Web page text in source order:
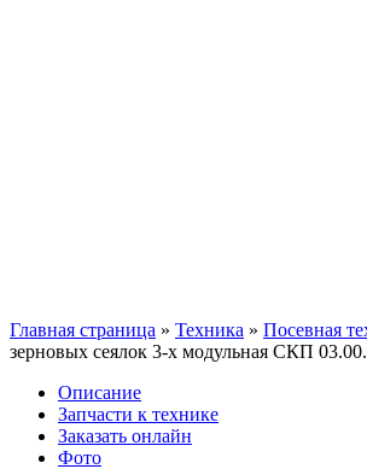
Главная страница » Техника » Посевная
зерновых сеялок 3-х модульная СКП
Описание
Запчасти к технике
Заказать онлайн
Фото